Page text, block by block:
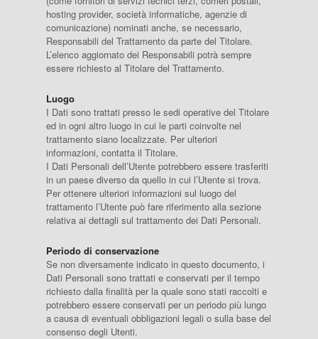
hosting provider, società informatiche, agenzie di
comunicazione) nominati anche, se necessario,
Responsabili del Trattamento da parte del Titolare.
L’elenco aggiornato dei Responsabili potrà sempre
essere richiesto al Titolare del Trattamento.
Luogo
I Dati sono trattati presso le sedi operative del Titolare
ed in ogni altro luogo in cui le parti coinvolte nel
trattamento siano localizzate. Per ulteriori
informazioni, contatta il Titolare.
I Dati Personali dell’Utente potrebbero essere trasferiti
in un paese diverso da quello in cui l’Utente si trova.
Per ottenere ulteriori informazioni sul luogo del
trattamento l’Utente può fare riferimento alla sezione
relativa ai dettagli sul trattamento dei Dati Personali.
Periodo di conservazione
Se non diversamente indicato in questo documento, i
Dati Personali sono trattati e conservati per il tempo
richiesto dalla finalità per la quale sono stati raccolti e
potrebbero essere conservati per un periodo più lungo
a causa di eventuali obbligazioni legali o sulla base del
consenso degli Utenti.